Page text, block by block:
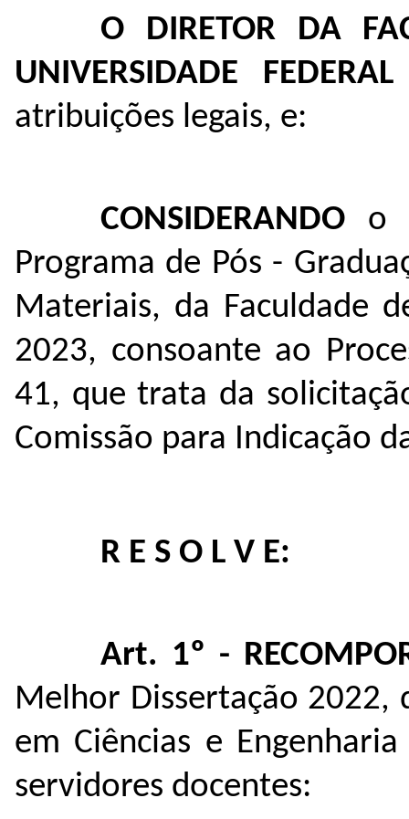
O DIRETOR DA
UNIVERSIDADE
atribuições legais, e:
CONSIDERANDO o
Programa de Pós -
Materiais, da Faculdade
2023, consoante ao
41, que trata da
Comissão para Indicação
R E S O L V E:
Art. 1º -
Melhor Dissertação 2022,
em Ciências e
servidores docentes: